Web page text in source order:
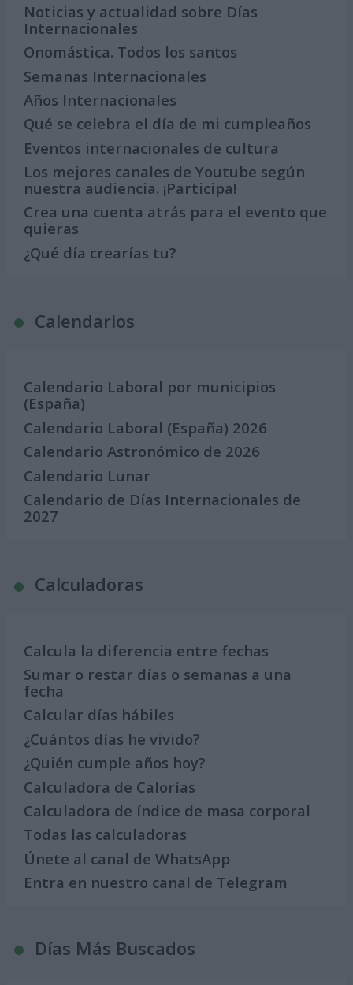
Noticias y actualidad sobre Días
Internacionales
Onomástica. Todos los santos
Semanas Internacionales
Años Internacionales
Qué se celebra el día de mi cumpleaños
Eventos internacionales de cultura
Los mejores canales de Youtube según
nuestra audiencia. ¡Participa!
Crea una cuenta atrás para el evento que
quieras
¿Qué día crearías tu?
Calendarios
Calendario Laboral por municipios
(España)
Calendario Laboral (España) 2026
Calendario Astronómico de 2026
Calendario Lunar
Calendario de Días Internacionales de
2027
Calculadoras
Calcula la diferencia entre fechas
Sumar o restar días o semanas a una
fecha
Calcular días hábiles
¿Cuántos días he vivido?
¿Quién cumple años hoy?
Calculadora de Calorías
Calculadora de índice de masa corporal
Todas las calculadoras
Únete al canal de WhatsApp
Entra en nuestro canal de Telegram
Días Más Buscados